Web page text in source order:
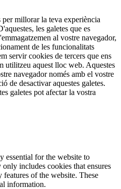
millorar la teva experiència
les galetes que es
al vostre navegador,
de les funcionalitats
servir cookies de tercers que ens
utilitzeu aquest lloc web. Aquestes
navegador només amb el vostre
de desactivar aquestes galetes.
galetes pot afectar la vostra
essential for the website to
includes cookies that ensures
of the website. These
information.